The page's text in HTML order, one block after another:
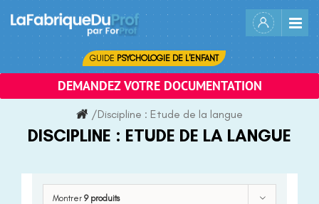
content
GUIDE PSYCHOLOGIE DE L'ENFANT
DEMANDEZ VOTRE DOCUMENTATION
/Discipline : Etude de la langue
DISCIPLINE : ETUDE DE LA LANGUE
Montrer 9 produits